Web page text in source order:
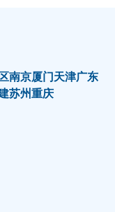
南京厦门天津广东
苏州重庆